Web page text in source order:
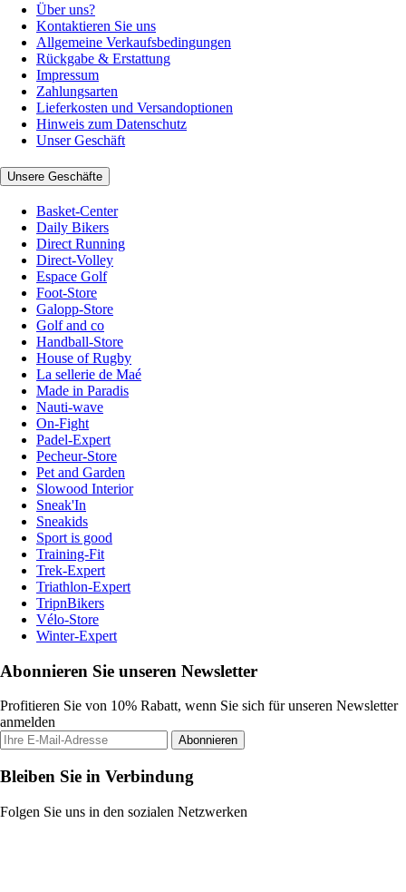
Über uns?
Kontaktieren Sie uns
Allgemeine Verkaufsbedingungen
Rückgabe & Erstattung
Impressum
Zahlungsarten
Lieferkosten und Versandoptionen
Hinweis zum Datenschutz
Unser Geschäft
Unsere Geschäfte
Basket-Center
Daily Bikers
Direct Running
Direct-Volley
Espace Golf
Foot-Store
Galopp-Store
Golf and co
Handball-Store
House of Rugby
La sellerie de Maé
Made in Paradis
Nauti-wave
On-Fight
Padel-Expert
Pecheur-Store
Pet and Garden
Slowood Interior
Sneak'In
Sneakids
Sport is good
Training-Fit
Trek-Expert
Triathlon-Expert
TripnBikers
Vélo-Store
Winter-Expert
Abonnieren Sie unseren Newsletter
Profitieren Sie von 10% Rabatt, wenn Sie sich für unseren Newsletter
anmelden
Abonnieren
Bleiben Sie in Verbindung
Folgen Sie uns in den sozialen Netzwerken